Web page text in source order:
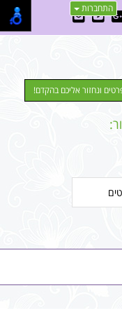
התחברות
ונחזור אליכם בהקדם!